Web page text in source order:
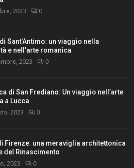
2023 0
Sant’Antimo: un viaggio nella
e nell’arte romanica
2023 0
di San Frediano: Un viaggio nell’arte
a Lucca
2023 0
Firenze: una meraviglia architettonica
del Rinascimento
2023 0